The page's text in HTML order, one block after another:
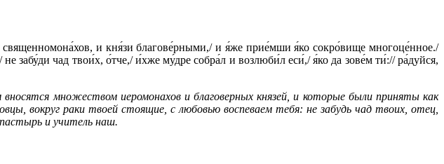
и кня́зи благове́рными,/ и я́же прие́мши я́ко сокро́вище многоце́нное./
чад твои́х, о́тче,/ и́хже му́дре собра́л и возлюби́л еси́,/ я́ко да зове́м ти́:// ра́дуйся,
множеством иеромонахов и благоверных князей, и которые были приняты как
вокруг раки твоей стоящие, с любовью воспеваем тебя: не забудь чад твоих, отец,
и учитель наш.